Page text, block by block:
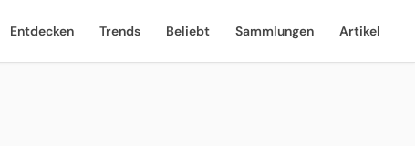
Entdecken Trends Beliebt Sammlungen Artikel